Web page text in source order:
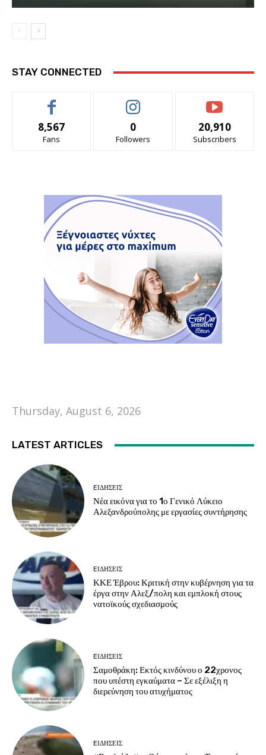
STAY CONNECTED
8,567
Fans
0
Followers
20,910
Subscribers
Thursday, August 6, 2026
LATEST ARTICLES
EΙΔΗΣΕΙΣ
Νέα εικόνα για το 1ο Γενικό Λύκειο
Αλεξανδρούπολης με εργασίες συντήρησης
EΙΔΗΣΕΙΣ
ΚΚΕ Έβρου: Κριτική στην κυβέρνηση για τα
έργα στην Αλεξ/πολη και εμπλοκή στους
νατοϊκούς σχεδιασμούς
EΙΔΗΣΕΙΣ
Σαμοθράκη: Εκτός κινδύνου ο 22χρονος
που υπέστη εγκαύματα – Σε εξέλιξη η
διερεύνηση του ατυχήματος
EΙΔΗΣΕΙΣ